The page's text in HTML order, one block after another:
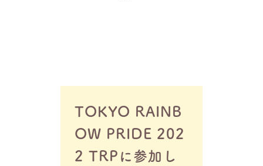
TOKYO RAINB
OW PRIDE 202
2 TRPに参加し